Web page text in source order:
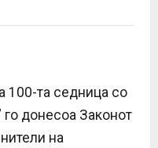
100-та седница со
го донесоа Законот
на